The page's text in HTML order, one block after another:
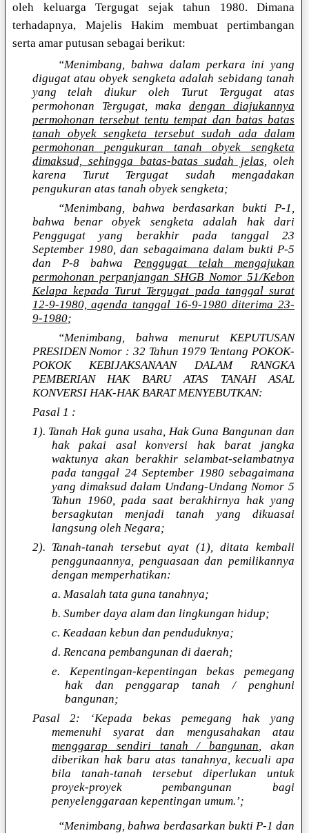
oleh keluarga Tergugat sejak tahun 1980. Dimana
terhadapnya, Majelis Hakim membuat pertimbangan
serta amar putusan sebagai berikut:
“Menimbang, bahwa dalam perkara ini yang
digugat atau obyek sengketa adalah sebidang tanah
yang telah diukur oleh Turut Tergugat atas
permohonan Tergugat, maka dengan diajukannya
permohonan tersebut tentu tempat dan batas batas
tanah obyek sengketa tersebut sudah ada dalam
permohonan pengukuran tanah obyek sengketa
dimaksud, sehingga batas-batas sudah jelas, oleh
karena Turut Tergugat sudah mengadakan
pengukuran atas tanah obyek sengketa;
“Menimbang, bahwa berdasarkan bukti P-1,
bahwa benar obyek sengketa adalah hak dari
Penggugat yang berakhir pada tanggal 23
September 1980, dan sebagaimana dalam bukti P-5
dan P-8 bahwaPenggugat telah mengajukan
permohonan perpanjangan SHGB Nomor 51/Kebon
Kelapa kepada Turut Tergugat pada tanggal surat
12-9-1980, agenda tanggal 16-9-1980 diterima 23-
9-1980;
“Menimbang, bahwa menurut KEPUTUSAN
PRESIDEN Nomor : 32 Tahun 1979 Tentang POKOK-
POKOK KEBIJAKSANAAN DALAM RANGKA
PEMBERIAN HAK BARU ATAS TANAH ASAL
KONVERSI HAK-HAK BARAT MENYEBUTKAN:
Pasal 1 :
1). Tanah Hak guna usaha, Hak Guna Bangunan dan
hak pakai asal konversi hak barat jangka
waktunya akan berakhir selambat-selambatnya
pada tanggal 24 September 1980 sebagaimana
yang dimaksud dalam Undang-Undang Nomor 5
Tahun 1960, pada saat berakhirnya hak yang
bersagkutan menjadi tanah yang dikuasai
langsung oleh Negara;
2). Tanah-tanah tersebut ayat (1), ditata kembali
penggunaannya, penguasaan dan pemilikannya
dengan memperhatikan:
a. Masalah tata guna tanahnya;
b. Sumber daya alam dan lingkungan hidup;
c. Keadaan kebun dan penduduknya;
d. Rencana pembangunan di daerah;
e. Kepentingan-kepentingan bekas pemegang
hak dan penggarap tanah / penghuni
bangunan;
Pasal 2: ‘Kepada bekas pemegang hak yang
memenuhi syarat dan mengusahakan atau
menggarap sendiri tanah / bangunan, akan
diberikan hak baru atas tanahnya, kecuali apa
bila tanah-tanah tersebut diperlukan untuk
proyek-proyek pembangunan bagi
penyelenggaraan kepentingan umum.’;
“Menimbang, bahwa berdasarkan bukti P-1 dan